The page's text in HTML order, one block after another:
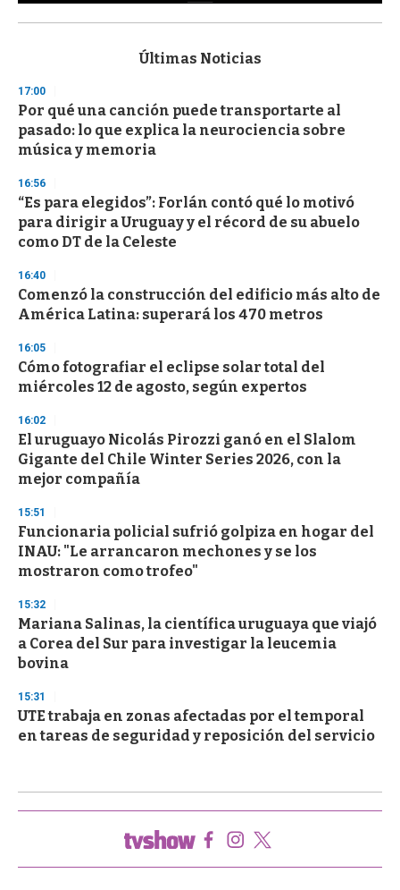
s
d
s
o
f
3
s
e
o
n
Últimas Noticias
17:00
Por qué una canción puede transportarte al
pasado: lo que explica la neurociencia sobre
música y memoria
16:56
“Es para elegidos”: Forlán contó qué lo motivó
para dirigir a Uruguay y el récord de su abuelo
como DT de la Celeste
16:40
Comenzó la construcción del edificio más alto de
América Latina: superará los 470 metros
16:05
Cómo fotografiar el eclipse solar total del
miércoles 12 de agosto, según expertos
16:02
El uruguayo Nicolás Pirozzi ganó en el Slalom
Gigante del Chile Winter Series 2026, con la
mejor compañía
15:51
Funcionaria policial sufrió golpiza en hogar del
INAU: "Le arrancaron mechones y se los
mostraron como trofeo"
15:32
Mariana Salinas, la científica uruguaya que viajó
a Corea del Sur para investigar la leucemia
bovina
15:31
UTE trabaja en zonas afectadas por el temporal
en tareas de seguridad y reposición del servicio